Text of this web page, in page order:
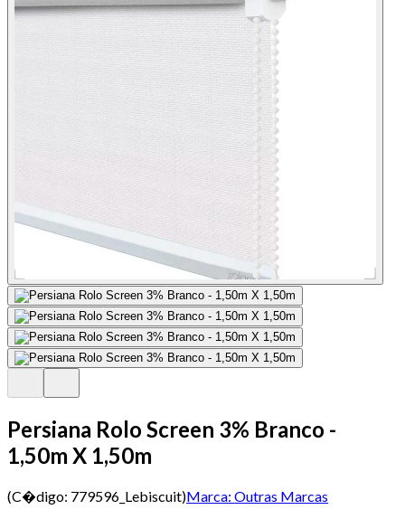
Persiana Rolo Screen 3% Branco -
1,50m X 1,50m
(C�digo: 779596_Lebiscuit)Marca: Outras Marcas